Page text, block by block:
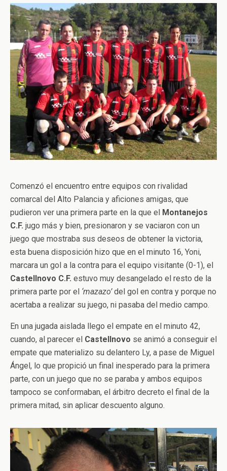
Comenzó el encuentro entre equipos con rivalidad
comarcal del Alto Palancia y aficiones amigas, que
pudieron ver una primera parte en la que el Montanejos
C.F. jugo más y bien, presionaron y se vaciaron con un
juego que mostraba sus deseos de obtener la victoria,
esta buena disposición hizo que en el minuto 16, Yoni,
marcara un gol a la contra para el equipo visitante (0-1), el
Castellnovo C.F. estuvo muy desangelado el resto de la
primera parte por el ‘mazazo’del gol en contra y porque no
acertaba a realizar su juego, ni pasaba del medio campo.
En una jugada aislada llego el empate en el minuto 42,
cuando, al parecer el Castellnovo se animó a conseguir el
empate que materializo su delantero Ly, a pase de Miguel
Ángel, lo que propició un final inesperado para la primera
parte, con un juego que no se paraba y ambos equipos
tampoco se conformaban, el árbitro decreto el final de la
primera mitad, sin aplicar descuento alguno.